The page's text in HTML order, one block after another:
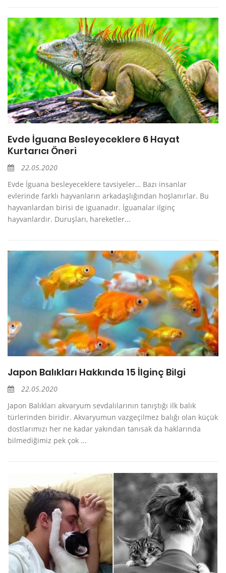
Evde İguana Besleyeceklere 6 Hayat
Kurtarıcı Öneri
22.05.2020
Evde İguana besleyeceklere tavsiyeler… Bazı insanlar
evlerinde farklı hayvanların arkadaşlığından hoşlanırlar. Bu
hayvanlardan birisi de iguanadır. İguanalar ilginç
hayvanlardır. Duruşları, hareketler...
Japon Balıkları Hakkında 15 İlginç Bilgi
22.05.2020
Japon Balıkları akvaryum sevdalılarının tanıştığı ilk balık
türlerinden biridir. Akvaryumun vazgeçilmez balığı olan küçük
dostlarımızı her ne kadar yakından tanısak da haklarında
bilmediğimiz pek çok ...